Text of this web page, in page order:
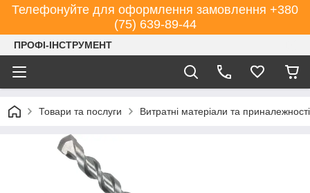
Телефонуйте для оформлення замовлення +380
(75) 639-89-44
ПРОФІ-ІНСТРУМЕНТ
Товари та послуги Витратні матеріали та